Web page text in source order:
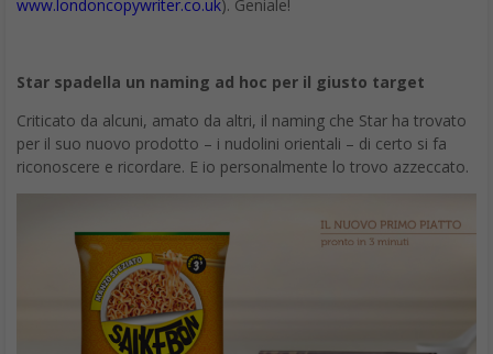
www.londoncopywriter.co.uk). Geniale!
Star spadella un naming ad hoc per il giusto target
Criticato da alcuni, amato da altri, il naming che Star ha trovato
per il suo nuovo prodotto – i nudolini orientali – di certo si fa
riconoscere e ricordare. E io personalmente lo trovo azzeccato.